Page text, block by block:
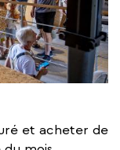
et acheter de